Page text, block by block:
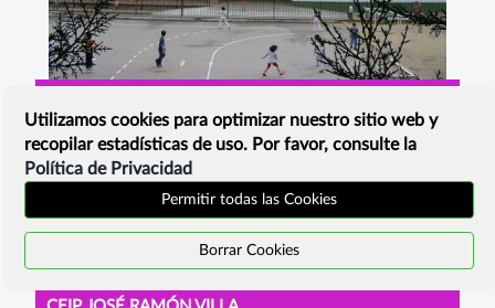
Jaén , España
Utilizamos cookies para optimizar nuestro sitio web y
recopilar estadísticas de uso. Por favor, consulte la
Política de Privacidad
Permitir todas las Cookies
Borrar Cookies